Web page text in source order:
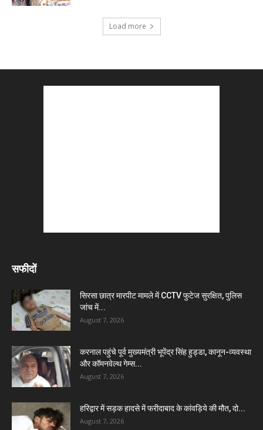
Load more
सफीदों
सिरसा छात्र मारपीट मामले में CCTV फुटेज सुरक्षित, पुलिस
जांच में...
August 7, 2026
करनाल पहुंचे पूर्व मुख्यमंत्री भूपेंद्र सिंह हुड्डा, कानून-व्यवस्था
और कॉमनवेल्थ गेम्स...
August 7, 2026
हरिद्वार में सड़क हादसे में फरीदाबाद के कांवड़िये की मौत, दो...
August 7, 2026